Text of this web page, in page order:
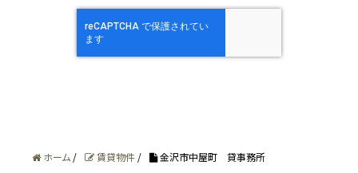
ご提供するために、必要な範囲で個人情報を収集
ホーム / 賃貸物件 / 金沢市中屋町 貸事務所